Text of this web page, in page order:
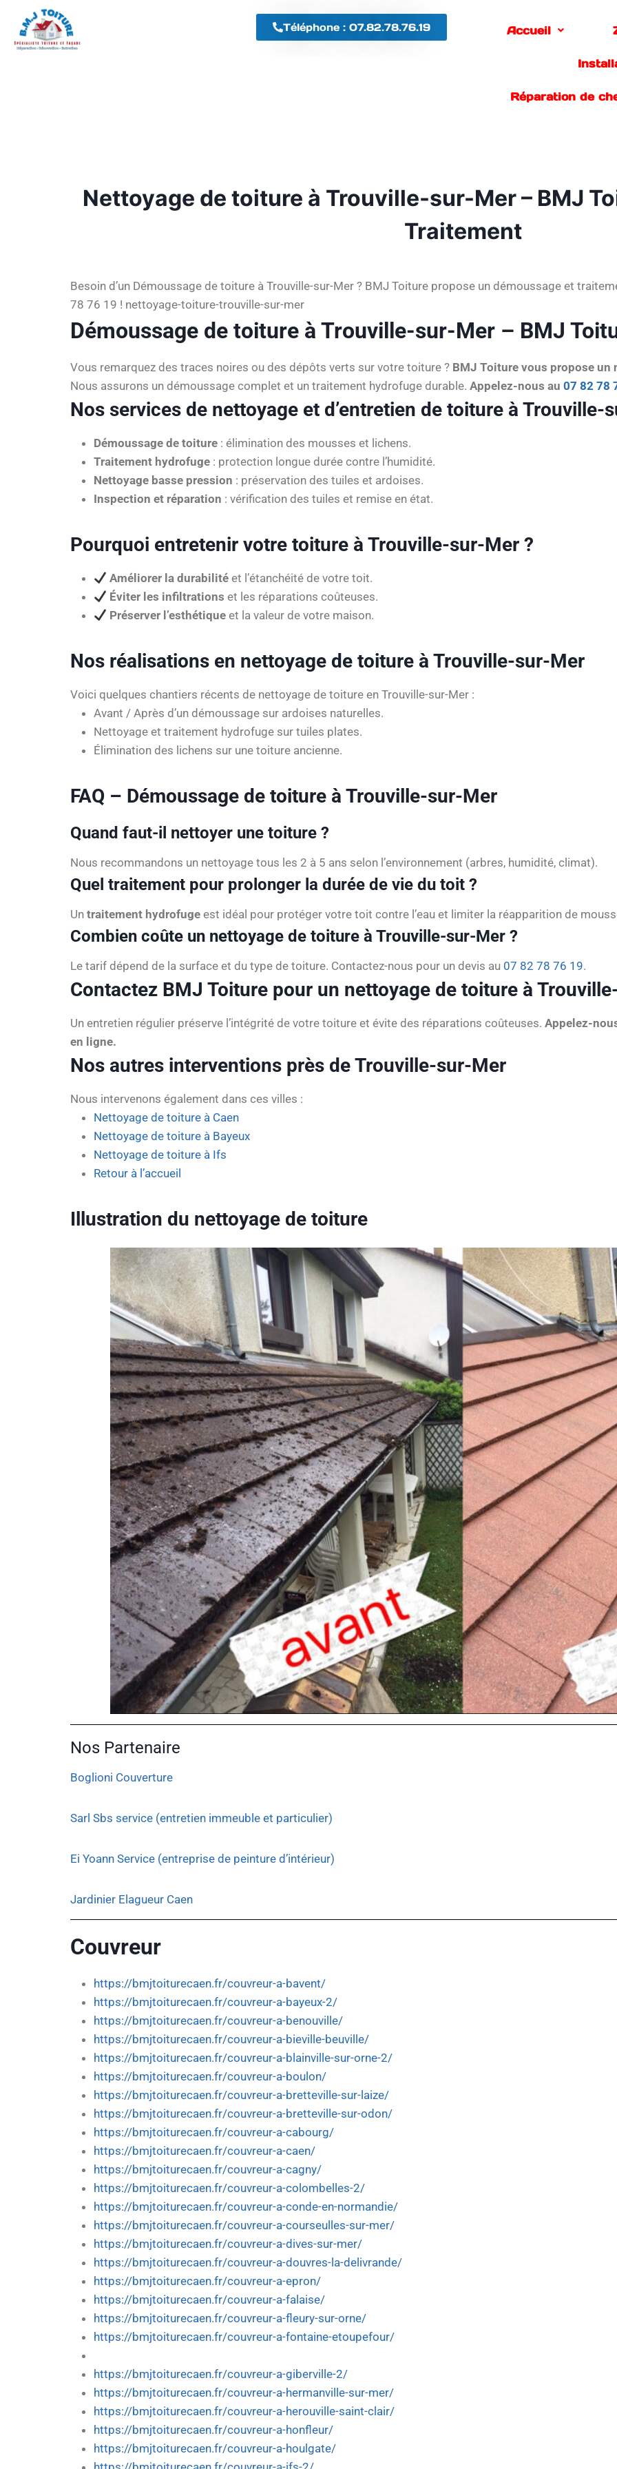
Téléphone : 07.82.78.76.19 Accueil
Réparation de
Nettoyage de toiture à Trouville-sur-Mer – BMJ
Traitement
Besoin d’un Démoussage de toiture à Trouville-sur-Mer ? BMJ Toiture propose un démoussage et
78 76 19 ! nettoyage-toiture-trouville-sur-mer
Démoussage de toiture à Trouville-sur-Mer – BMJ
Vous remarquez des traces noires ou des dépôts verts sur votre toiture ? BMJ Toiture vous propose
Nous assurons un démoussage complet et un traitement hydrofuge durable. Appelez-nous au 07 82 78
Nos services de nettoyage et d’entretien de toiture à Trouville-
Démoussage de toiture : élimination des mousses et lichens.
Traitement hydrofuge : protection longue durée contre l’humidité.
Nettoyage basse pression : préservation des tuiles et ardoises.
Inspection et réparation : vérification des tuiles et remise en état.
Pourquoi entretenir votre toiture à Trouville-sur-Mer ?
Améliorer la durabilité et l’étanchéité de votre toit.
Éviter les infiltrations et les réparations coûteuses.
Préserver l’esthétique et la valeur de votre maison.
Nos réalisations en nettoyage de toiture à Trouville-sur-Mer
Voici quelques chantiers récents de nettoyage de toiture en Trouville-sur-Mer :
Avant / Après d’un démoussage sur ardoises naturelles.
Nettoyage et traitement hydrofuge sur tuiles plates.
Élimination des lichens sur une toiture ancienne.
FAQ – Démoussage de toiture à Trouville-sur-Mer
Quand faut-il nettoyer une toiture ?
Nous recommandons un nettoyage tous les 2 à 5 ans selon l’environnement (arbres, humidité, climat).
Quel traitement pour prolonger la durée de vie du toit ?
Un traitement hydrofuge est idéal pour protéger votre toit contre l’eau et limiter la réapparition de
Combien coûte un nettoyage de toiture à Trouville-sur-Mer ?
Le tarif dépend de la surface et du type de toiture. Contactez-nous pour un devis au 07 82 78 76 19.
Contactez BMJ Toiture pour un nettoyage de toiture à
Un entretien régulier préserve l’intégrité de votre toiture et évite des réparations coûteuses. Appelez-
en ligne.
Nos autres interventions près de Trouville-sur-Mer
Nous intervenons également dans ces villes :
Nettoyage de toiture à Caen
Nettoyage de toiture à Bayeux
Nettoyage de toiture à Ifs
Retour à l’accueil
Illustration du nettoyage de toiture
Nos Partenaire
Boglioni Couverture
Sarl Sbs service (entretien immeuble et particulier)
Ei Yoann Service (entreprise de peinture d’intérieur)
Jardinier Elagueur Caen
Couvreur
https://bmjtoiturecaen.fr/couvreur-a-bavent/
https://bmjtoiturecaen.fr/couvreur-a-bayeux-2/
https://bmjtoiturecaen.fr/couvreur-a-benouville/
https://bmjtoiturecaen.fr/couvreur-a-bieville-beuville/
https://bmjtoiturecaen.fr/couvreur-a-blainville-sur-orne-2/
https://bmjtoiturecaen.fr/couvreur-a-boulon/
https://bmjtoiturecaen.fr/couvreur-a-bretteville-sur-laize/
https://bmjtoiturecaen.fr/couvreur-a-bretteville-sur-odon/
https://bmjtoiturecaen.fr/couvreur-a-cabourg/
https://bmjtoiturecaen.fr/couvreur-a-caen/
https://bmjtoiturecaen.fr/couvreur-a-cagny/
https://bmjtoiturecaen.fr/couvreur-a-colombelles-2/
https://bmjtoiturecaen.fr/couvreur-a-conde-en-normandie/
https://bmjtoiturecaen.fr/couvreur-a-courseulles-sur-mer/
https://bmjtoiturecaen.fr/couvreur-a-dives-sur-mer/
https://bmjtoiturecaen.fr/couvreur-a-douvres-la-delivrande/
https://bmjtoiturecaen.fr/couvreur-a-epron/
https://bmjtoiturecaen.fr/couvreur-a-falaise/
https://bmjtoiturecaen.fr/couvreur-a-fleury-sur-orne/
https://bmjtoiturecaen.fr/couvreur-a-fontaine-etoupefour/
https://bmjtoiturecaen.fr/couvreur-a-giberville-2/
https://bmjtoiturecaen.fr/couvreur-a-hermanville-sur-mer/
https://bmjtoiturecaen.fr/couvreur-a-herouville-saint-clair/
https://bmjtoiturecaen.fr/couvreur-a-honfleur/
https://bmjtoiturecaen.fr/couvreur-a-houlgate/